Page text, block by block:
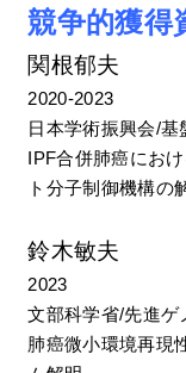
競争的獲得
関根郁夫
2020-2023
日本学術振興会/基
IPF合併肺癌にお
ト分子制御機構の
鈴木敏夫
2023
文部科学省/先進ゲ
肺癌微小環境再現